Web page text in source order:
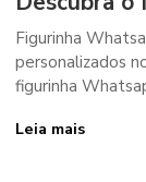
Figurinha
personalizados
figurinha
Leia mais